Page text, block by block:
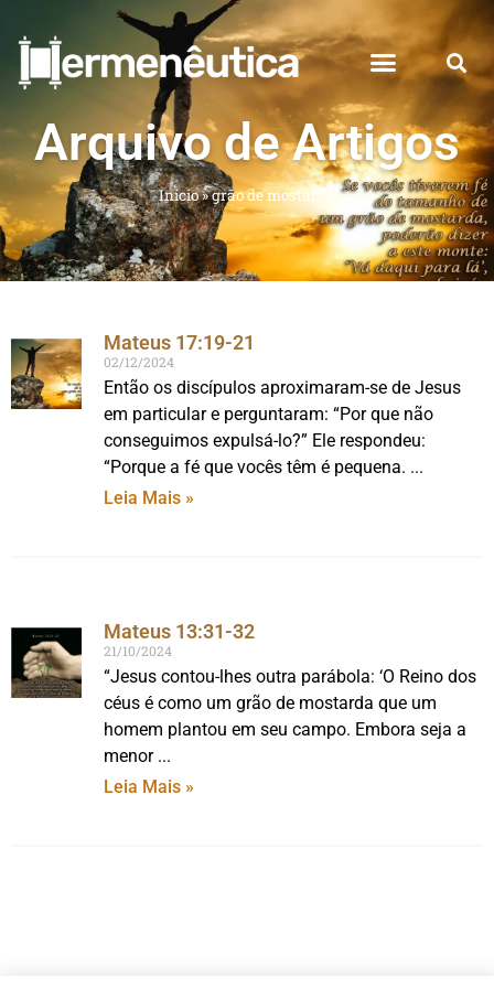
Arquivo de Artigos
Início»grão de mostarda
Mateus 17:19-21
02/12/2024
Então os discípulos aproximaram-se de Jesus
em particular e perguntaram: “Por que não
conseguimos expulsá-lo?” Ele respondeu:
“Porque a fé que vocês têm é pequena.
Leia Mais »
Mateus 13:31-32
21/10/2024
“Jesus contou-lhes outra parábola: ‘O Reino dos
céus é como um grão de mostarda que um
homem plantou em seu campo. Embora seja a
menor
Leia Mais »